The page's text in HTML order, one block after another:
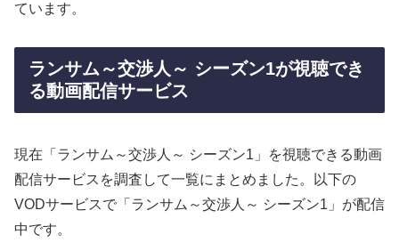
ています。
ランサム～交渉人～ シーズン1が視聴でき
る動画配信サービス
現在「ランサム～交渉人～ シーズン1」を視聴できる動画
配信サービスを調査して一覧にまとめました。以下の
VODサービスで「ランサム～交渉人～ シーズン1」が配信
中です。